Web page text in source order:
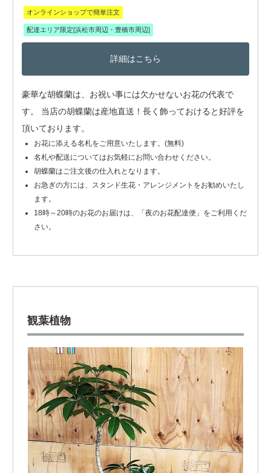
オンラインショップで簡単注文
配達エリア限定[浜松市周辺・豊橋市周辺]
詳細はこちら
豪華な胡蝶蘭は、お祝い事には欠かせないお花の代表で
す。 当店の胡蝶蘭は産地直送！長く飾っておけると好評を
頂いております。
お花に添える名札をご用意いたします。(無料)
名札や配送についてはお気軽にお問い合わせください。
胡蝶蘭はご注文後の仕入れとなります。
お急ぎの方には、スタンド生花・アレンジメントをお勧めいたし
ます。
18時～20時のお花のお届けは、「夜のお花配達便」をご利用くだ
さい。
観葉植物